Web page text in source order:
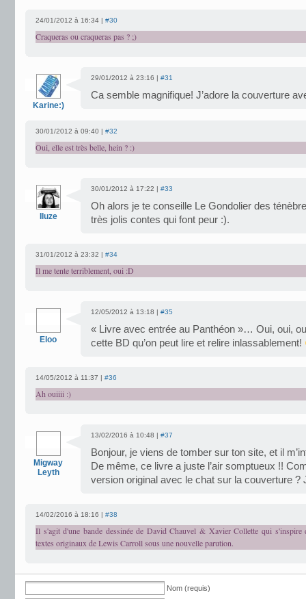
24/01/2012 à 16:34 | #30
Craqueras ou craqueras pas ? ;)
Karine:)
29/01/2012 à 23:16 | #31
Ca semble magnifique! J’adore la couverture
30/01/2012 à 09:40 | #32
Oui, elle est très belle, hein ? :)
Iluze
30/01/2012 à 17:22 | #33
Oh alors je te conseille Le Gondolier des
très jolis contes qui font peur :).
31/01/2012 à 23:32 | #34
Il me tente terriblement, oui :D
Eloo
12/05/2012 à 13:18 | #35
« Livre avec entrée au Panthéon »… Oui, oui,
cette BD qu’on peut lire et relire inlassablement!
14/05/2012 à 11:37 | #36
Ah ouiiii :)
Migway
Leyth
13/02/2016 à 10:48 | #37
Bonjour, je viens de tomber sur ton site, et il
De même, ce livre a juste l’air somptueux !!
version original avec le chat sur la couverture ?
14/02/2016 à 18:16 | #38
Il s'agit d'une bande dessinée de David Chauvel & Xavier Collette qui s'inspire
textes originaux de Lewis Carroll sous une nouvelle parution.
Nom (requis)